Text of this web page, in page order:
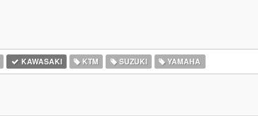
KAWASAKI KTM SUZUKI YAMAHA